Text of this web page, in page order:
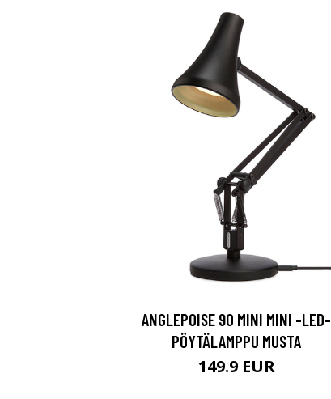
ANGLEPOISE 90 MINI MINI -LED-
PÖYTÄLAMPPU MUSTA
149.9 EUR